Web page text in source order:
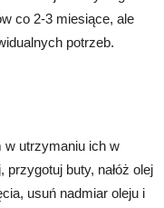
co 2-3 miesiące, ale
potrzeb.
w utrzymaniu ich w
buty, nałóż olej
usuń nadmiar oleju i